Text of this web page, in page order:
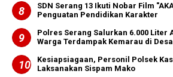
SDN Serang 13 Ikuti Nobar Film
Penguatan Pendidikan Karakter
Polres Serang Salurkan 6.000 Liter
Warga Terdampak Kemarau di
Kesiapsiagaan, Personil Polsek
Laksanakan Sispam Mako